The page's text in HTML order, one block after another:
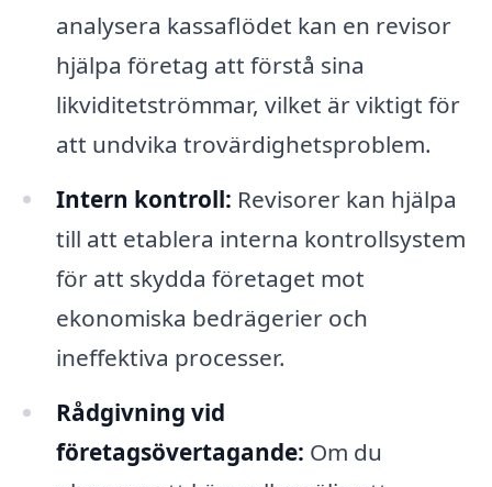
analysera kassaflödet kan en revisor
hjälpa företag att förstå sina
likviditetströmmar, vilket är viktigt för
att undvika trovärdighetsproblem.
Intern kontroll: Revisorer kan hjälpa
till att etablera interna kontrollsystem
för att skydda företaget mot
ekonomiska bedrägerier och
ineffektiva processer.
Rådgivning vid
företagsövertagande: Om du